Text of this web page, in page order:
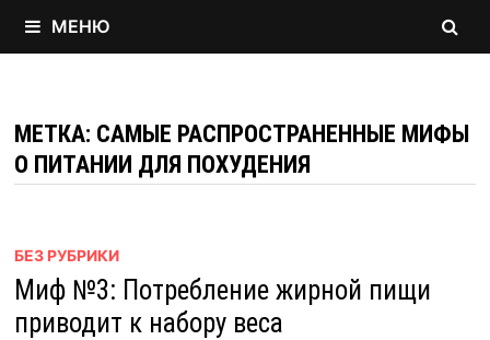
МЕНЮ
МЕТКА: САМЫЕ РАСПРОСТРАНЕННЫЕ МИФЫ
О ПИТАНИИ ДЛЯ ПОХУДЕНИЯ
БЕЗ РУБРИКИ
Миф №3: Потребление жирной пищи
приводит к набору веса